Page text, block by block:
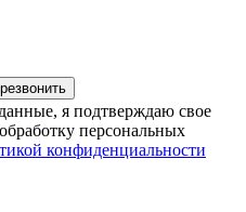
я подтверждаю свое
персональных
конфиденциальности